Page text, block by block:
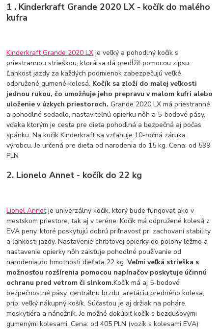
1 . Kinderkraft Grande 2020 LX - kočík do malého
kufra
Kinderkraft Grande 2020 LX je veľký a pohodlný kočík s
priestrannou strieškou, ktorá sa dá predĺžiť pomocou zipsu.
Ľahkosť jazdy za každých podmienok zabezpečujú veľké,
odpružené gumené kolesá. Kočík sa zloží do malej veľkosti
jednou rukou, čo umožňuje jeho prepravu v malom kufri alebo
uloženie v úzkych priestoroch. Grande 2020 LX má priestranné
a pohodlné sedadlo, nastaviteľnú opierku nôh a 5-bodové pásy,
vďaka ktorým je cesta pre dieťa pohodlná a bezpečná aj počas
spánku. Na kočík Kinderkraft sa vzťahuje 10-ročná záruka
výrobcu. Je určená pre dieťa od narodenia do 15 kg. Cena: od 599
PLN
2. Lionelo Annet - kočík do 22 kg
Lionel Annetje univerzálny kočík, ktorý bude fungovať ako v
mestskom priestore, tak aj v teréne. Kočík má odpružené kolesá z
EVA peny, ktoré poskytujú dobrú priľnavosť pri zachovaní stability
a ľahkosti jazdy. Nastavenie chrbtovej opierky do polohy ležmo a
nastavenie opierky nôh zaisťuje pohodlné používanie od
narodenia do hmotnosti dieťaťa 22 kg.Veľmi veľká strieška s
možnosťou rozšírenia pomocou napínačov poskytuje účinnú
ochranu pred vetrom či slnkom.Kočík má aj 5-bodové
bezpečnostné pásy, centrálnu brzdu, aretáciu predného kolesa,
príp. veľký nákupný košík. Súčasťou je aj držiak na poháre,
moskytiéra a nánožník. Je možné dokúpiť kočík s bezdušovými
gumenými kolesami. Cena: od 405 PLN (vozík s kolesami EVA)